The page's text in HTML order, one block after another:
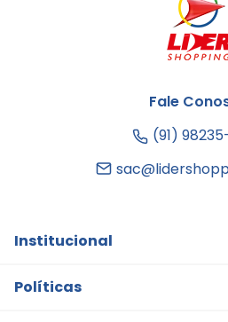
Fale
(91)
Institucional
Quem somos
Políticas